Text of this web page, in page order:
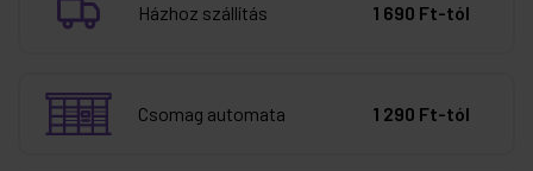
Házhoz szállítás 1 690 Ft-tól
Csomag automata 1 290 Ft-tól